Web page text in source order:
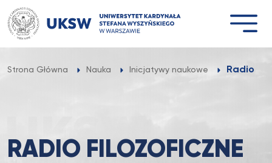
Przejdź
do
treści
Strona Główna Nauka Inicjatywy naukowe Radio
RADIO FILOZOFICZNE